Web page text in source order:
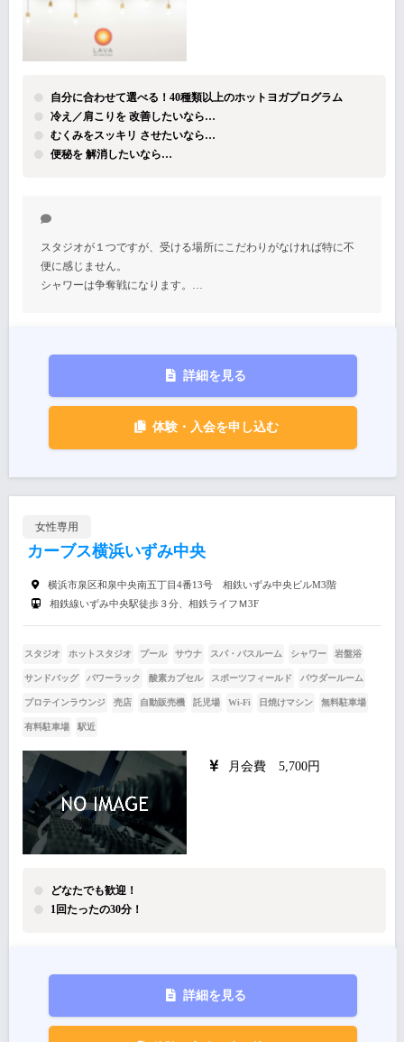
自分に合わせて選べる！40種類以上のホットヨガプログラム
冷え／肩こりを 改善したいなら…
むくみをスッキリ させたいなら…
便秘を 解消したいなら…
スタジオが１つですが、受ける場所にこだわりがなければ特に不
便に感じません。
シャワーは争奪戦になります。…
詳細を見る
体験・入会を申し込む
女性専用
カーブス横浜いずみ中央
横浜市泉区和泉中央南五丁目4番13号 相鉄いずみ中央ビルM3階
相鉄線いずみ中央駅徒歩３分、相鉄ライフＭ3F
スタジオ ホットスタジオ プール サウナ スパ・バスルーム シャワー 岩盤浴
サンドバッグ パワーラック 酸素カプセル スポーツフィールド パウダールーム
プロテインラウンジ 売店 自動販売機 託児場 Wi-Fi 日焼けマシン 無料駐車場
有料駐車場 駅近
月会費 5,700円
どなたでも歓迎！
1回たったの30分！
詳細を見る